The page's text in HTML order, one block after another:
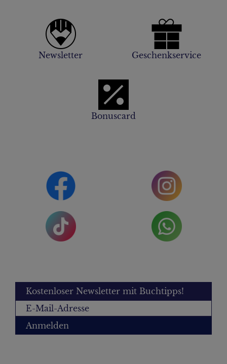
Newsletter Geschenkservice
Bonuscard
Kostenloser Newsletter mit Buchtipps!
Anmelden